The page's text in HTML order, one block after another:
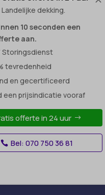
Landelijke dekking.
10 seconden een
aan.
Storingsdienst
tevredenheid
en gecertificeerd
een prijsindicatie vooraf
offerte in 24 uur
Bel: 070 750 36 81
links
ons
vergelijken
voorwaarden